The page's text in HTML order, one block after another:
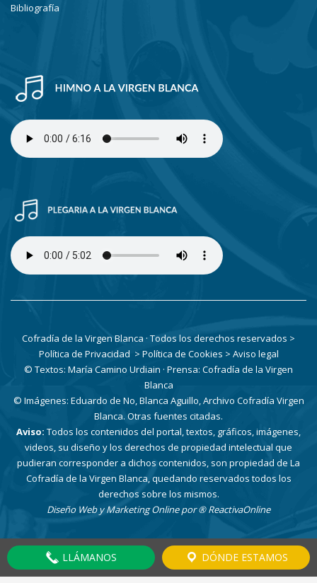
Bibliografía
Cofradía de la Virgen Blanca · Todos los derechos reservados >
Política de Privacidad > Política de Cookies > Aviso legal
© Textos: María Camino Urdiain · Prensa: Cofradía de la Virgen
Blanca
© Imágenes: Eduardo de No, Blanca Aguillo, Archivo Cofradía Virgen
Blanca. Otras fuentes citadas.
Aviso: Todos los contenidos del portal, textos, gráficos, imágenes,
videos, su diseño y los derechos de propiedad intelectual que
pudieran corresponder a dichos contenidos, son propiedad de La
Cofradía de la Virgen Blanca, quedando reservados todos los
derechos sobre los mismos.
Diseño Web y Marketing Online por® ReactivaOnline
LLÁMANOS DÓNDE ESTAMOS